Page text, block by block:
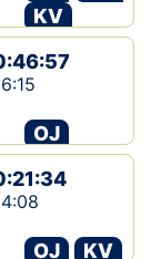
KV
OJ
OJ
KV